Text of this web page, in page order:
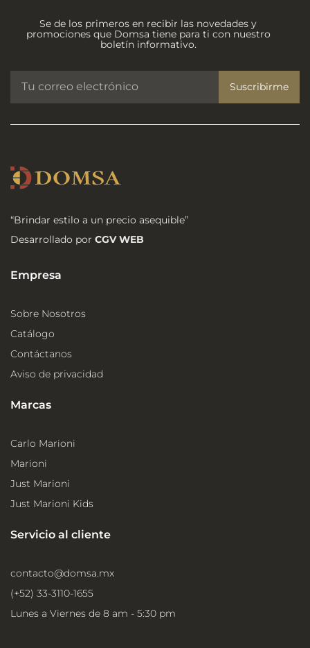
Se de los primeros en recibir las novedades y
promociones que Domsa tiene para ti con nuestro
boletín informativo.
Suscribirme
“Brindar estilo a un precio asequible”
Desarrollado por CGV WEB
Empresa
Sobre Nosotros
Catálogo
Contáctanos
Aviso de privacidad
Marcas
Carlo Marioni
Marioni
Just Marioni
Just Marioni Kids
Servicio al cliente
contacto@domsa.mx
(+52) 33-3110-1655
Lunes a Viernes de 8 am - 5:30 pm